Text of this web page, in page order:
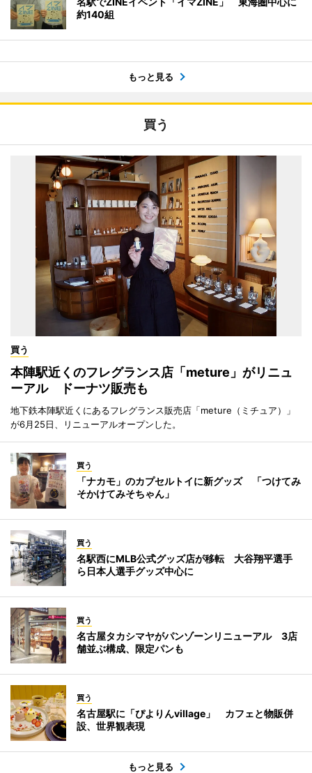
約140組
もっと見る
買う
買う
本陣駅近くのフレグランス店「meture」がリニュ
ーアル ドーナツ販売も
地下鉄本陣駅近くにあるフレグランス販売店「meture（ミチュア）」
が6月25日、リニューアルオープンした。
買う
「ナカモ」のカプセルトイに新グッズ 「つけてみ
そかけてみそちゃん」
買う
名駅西にMLB公式グッズ店が移転 大谷翔平選手
ら日本人選手グッズ中心に
買う
名古屋タカシマヤがパンゾーンリニューアル 3店
舗並ぶ構成、限定パンも
買う
名古屋駅に「ぴよりんvillage」 カフェと物販併
設、世界観表現
もっと見る